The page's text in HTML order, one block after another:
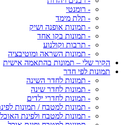
- רומנטי
- תלת מימד
- תמונות אופנה ושיק
- תמונות בקו אחד
- תרבות וקולנוע
- תמונות השראה ומוטיבציה
הקיר שלי – תמונות בהתאמה אישית
תמונות לפי חדר
- תמונות לחדר השינה
- תמונות לחדר שינה
- תמונות לחדרי ילדים
- תמונות למטבח / תמונות
- תמונות למטבח ולפינת האוכל